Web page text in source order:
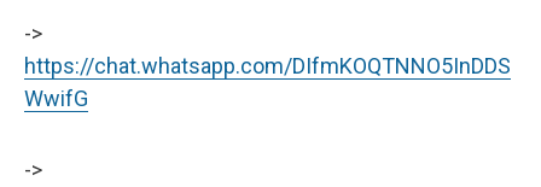
->
https://chat.whatsapp.com/DIfmKOQTNNO5InDDS
WwifG
->